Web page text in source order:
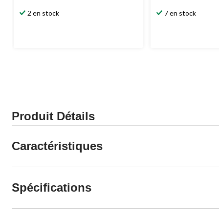
2 en stock 7 en stock
Produit Détails
Caractéristiques
Spécifications